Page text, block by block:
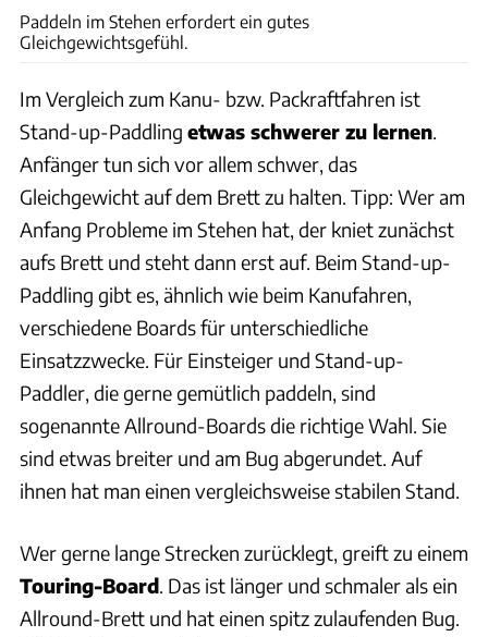
Paddeln im Stehen erfordert ein gutes
Gleichgewichtsgefühl.
Im Vergleich zum Kanu- bzw. Packraftfahren ist
Stand-up-Paddling etwas schwerer zu lernen.
Anfänger tun sich vor allem schwer, das
Gleichgewicht auf dem Brett zu halten. Tipp: Wer am
Anfang Probleme im Stehen hat, der kniet zunächst
aufs Brett und steht dann erst auf. Beim Stand-up-
Paddling gibt es, ähnlich wie beim Kanufahren,
verschiedene Boards für unterschiedliche
Einsatzzwecke. Für Einsteiger und Stand-up-
Paddler, die gerne gemütlich paddeln, sind
sogenannte Allround-Boards die richtige Wahl. Sie
sind etwas breiter und am Bug abgerundet. Auf
ihnen hat man einen vergleichsweise stabilen Stand.
Wer gerne lange Strecken zurücklegt, greift zu einem
Touring-Board. Das ist länger und schmaler als ein
Allround-Brett und hat einen spitz zulaufenden Bug.